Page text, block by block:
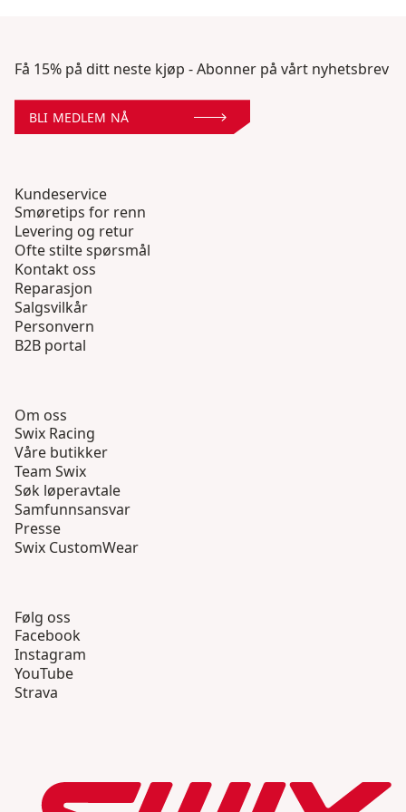
Få 15% på ditt neste kjøp - Abonner på vårt nyhetsbrev
BLI MEDLEM NÅ
Kundeservice
Smøretips for renn
Levering og retur
Ofte stilte spørsmål
Kontakt oss
Reparasjon
Salgsvilkår
Personvern
B2B portal
Om oss
Swix Racing
Våre butikker
Team Swix
Søk løperavtale
Samfunnsansvar
Presse
Swix CustomWear
Følg oss
Facebook
Instagram
YouTube
Strava